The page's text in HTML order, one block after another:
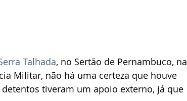
Talhada, no Sertão de Pernambuco, na
Militar, não há uma certeza que houve
tiveram um apoio externo, já que